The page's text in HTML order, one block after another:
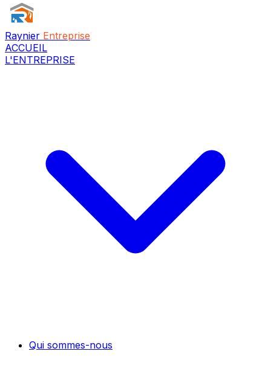
Raynier Entreprise
ACCUEIL
L'ENTREPRISE
Qui sommes-nous